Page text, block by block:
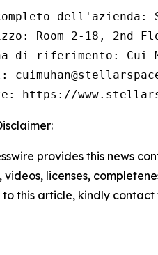
completo dell'azienda:
Room 2-18, 2nd
di riferimento: Cui
https://
provides this news
videos, licenses,
this article, kindly contact